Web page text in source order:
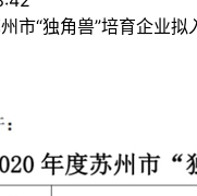
“独角兽”培育企业